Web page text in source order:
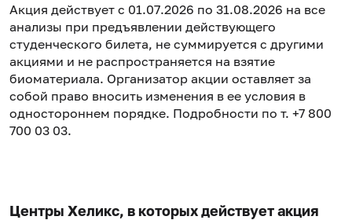
Акция действует с 01.07.2026 по 31.08.2026 на все
анализы при предъявлении действующего
студенческого билета, не суммируется с другими
акциями и не распространяется на взятие
биоматериала. Организатор акции оставляет за
собой право вносить изменения в ее условия в
одностороннем порядке. Подробности по т. +7 800
700 03 03.
Центры Хеликс, в которых действует акция